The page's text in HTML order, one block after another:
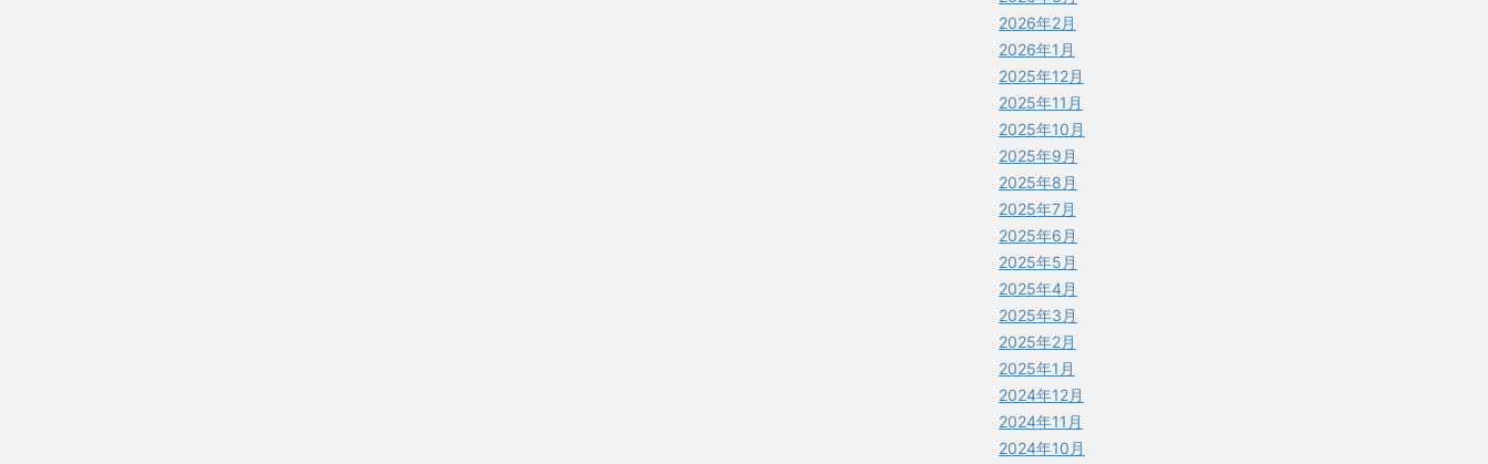
2026年2月
2026年1月
2025年12月
2025年11月
2025年10月
2025年9月
2025年8月
2025年7月
2025年6月
2025年5月
2025年4月
2025年3月
2025年2月
2025年1月
2024年12月
2024年11月
2024年10月